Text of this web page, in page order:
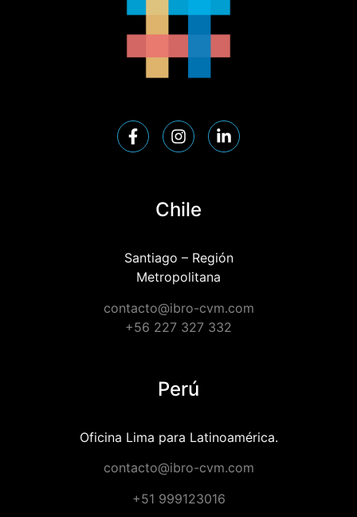
Chile
Santiago – Región
Metropolitana
contacto@ibro-cvm.com
+56 227 327 332
Perú
Oficina Lima para Latinoamérica.
contacto@ibro-cvm.com
+51 999123016